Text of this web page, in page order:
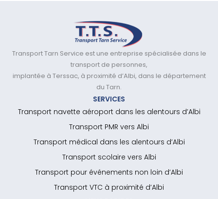
Transport Tarn Service est une entreprise spécialisée dans le
transport de personnes,
implantée à Terssac, à proximité d’Albi, dans le département
du Tarn.
SERVICES
Transport navette aéroport dans les alentours d’Albi
Transport PMR vers Albi
Transport médical dans les alentours d’Albi
Transport scolaire vers Albi
Transport pour événements non loin d’Albi
Transport VTC à proximité d’Albi